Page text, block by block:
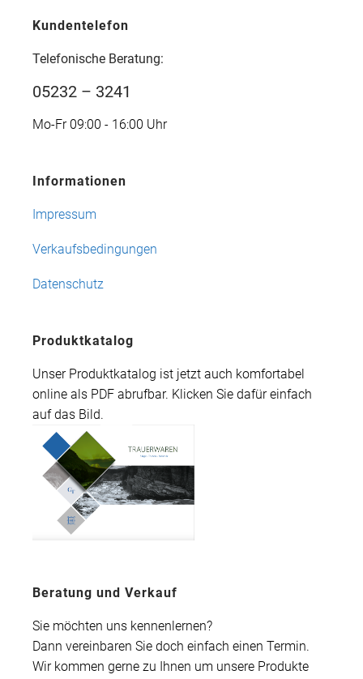
Kundentelefon
Telefonische Beratung:
05232 – 3241
Mo-Fr 09:00 - 16:00 Uhr
Informationen
Impressum
Verkaufsbedingungen
Datenschutz
Produktkatalog
Unser Produktkatalog ist jetzt auch komfortabel
online als PDF abrufbar. Klicken Sie dafür einfach
auf das Bild.
Beratung und Verkauf
Sie möchten uns kennenlernen?
Dann vereinbaren Sie doch einfach einen Termin.
Wir kommen gerne zu Ihnen um unsere Produkte